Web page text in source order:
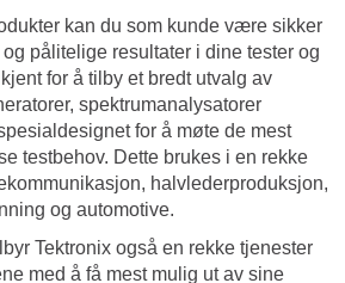
kan du som kunde være sikker
pålitelige resultater i dine tester og
for å tilby et bredt utvalg av
spektrumanalysatorer
for å møte de mest
testbehov. Dette brukes i en rekke
halvlederproduksjon,
og automotive.
Tektronix også en rekke tjenester
med å få mest mulig ut av sine